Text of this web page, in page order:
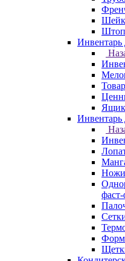
Инвентарь
Инвентарь